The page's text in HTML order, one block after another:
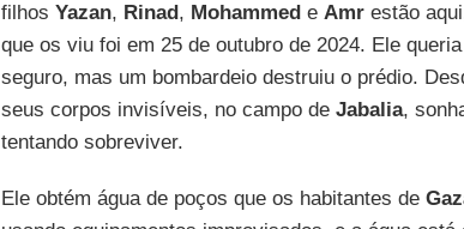
filhos Yazan, Rinad, Mohammede Amrestão
que os viu foi em 25 de outubro de 2024. Ele
seguro, mas um bombardeio destruiu o prédio.
seus corpos invisíveis, no campo de Jabalia,
tentando sobreviver.
Ele obtém água de poços que os habitantes de